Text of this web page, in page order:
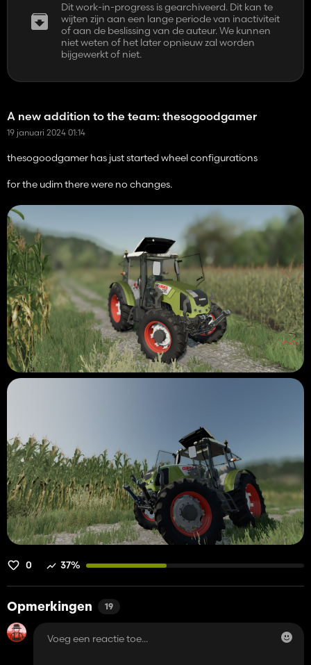
Dit work-in-progress is gearchiveerd. Dit kan te
wijten zijn aan een lange periode van inactiviteit
of aan de beslissing van de auteur. We kunnen
niet weten of het later opnieuw zal worden
bijgewerkt of niet.
A new addition to the team: thesogoodgamer
19 januari 2024 01:14
thesogoodgamer has just started wheel configurations
for the udim there were no changes.
0 37%
Opmerkingen 19